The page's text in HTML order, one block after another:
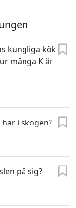
kungliga kök
många K är
i skogen?
på sig?